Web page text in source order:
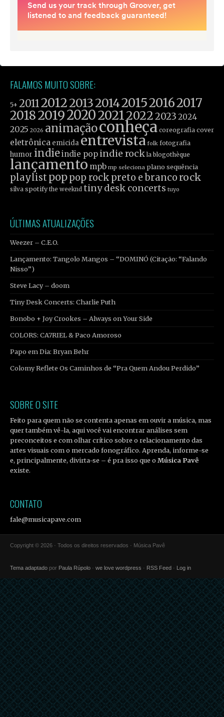
FALAMOS MUITO SOBRE:
5+ 2011201220132014201520162017
201820192020202120222023 2024
2025 2026 animaçãoconheça coreografia cover
eletrônica emicida entrevista folk fotografia
humor indieindie pop indie rock la blogothèque
lançamento mpb mp seleciona plano sequência
playlist poppop rock preto e branco rock
silva spotify the weeknd tiny desk concerts tuyo
ÚLTIMAS ATUALIZAÇÕES
Weezer – C.E.O.
Lançamento: Tangolo Mangos – “DOMINÓ (Citação: “Falando
Nisso”)
Steve Lacy – doom
Tiny Desk Concerts: Charlie Puth
Bonobo + Joy Crookes – Always on Your Side
COLORS: CA7RIEL & Paco Amoroso
Papo em Dia: Bryan Behr
Colomy Reflete Os Caminhos de “Pra Quem Andou Perdido”
SOBRE O SITE
Feito para quem não se contenta apenas em ouvir a música, mas
quer também vê-la, aqui você vai encontrar análises sem
preconceitos e com olhar crítico sobre o relacionamento das
artes visuais com o mercado fonográfico. Aprenda, informe-se
e, principalmente, divirta-se – é pra isso que oMúsica Pavê
existe.
CONTATO
fale@musicapave.com
Copyright © 2026 · Todos os direitos reservados · Música Pavê
Tema adaptado por Paula Rúpolo · we love wordpress · RSS Feed · Log in